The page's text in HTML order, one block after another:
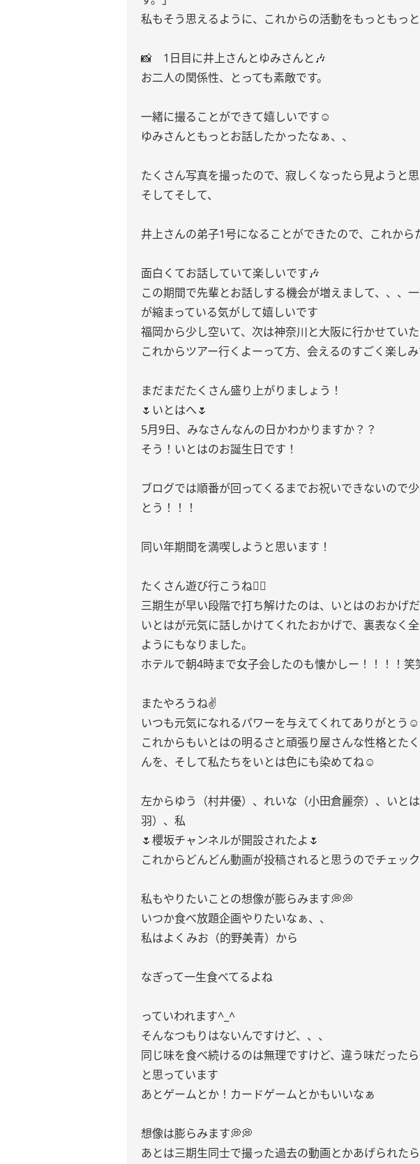
私もそう思えるように、これからの活動をもっともっ
📸 1日目に井上さんとゆみさんと🎶
お二人の関係性、とっても素敵です。
一緒に撮ることができて嬉しいです☺︎
ゆみさんともっとお話したかったなぁ、、
たくさん写真を撮ったので、寂しくなったら見ようと思
そしてそして、
井上さんの弟子1号になることができたので、これから
面白くてお話していて楽しいです🎶
この期間で先輩とお話しする機会が増えまして、、、
が縮まっている気がして嬉しいです
福岡から少し空いて、次は神奈川と大阪に行かせていた
これからツアー行くよーって方、会えるのすごく楽し
まだまだたくさん盛り上がりましょう！
🌷いとはへ🌷
5月9日、みなさんなんの日かわかりますか？？
そう！いとはのお誕生日です！
ブログでは順番が回ってくるまでお祝いできないので
とう！！！
同い年期間を満喫しようと思います！
たくさん遊び行こうね👍🏻
三期生が早い段階で打ち解けたのは、いとはのおかげ
いとはが元気に話しかけてくれたおかげで、裏表なく
ようにもなりました。
ホテルで朝4時まで女子会したのも懐かしー！！！！笑
またやろうね✌️
いつも元気になれるパワーを与えてくれてありがとう☺️
これからもいとはの明るさと頑張り屋さんな性格とた
んを、そして私たちをいとは色にも染めてね☺︎
左からゆう（村井優）、れいな（小田倉麗奈）、いと
羽）、私
🌷櫻坂チャンネルが開設されたよ🌷
これからどんどん動画が投稿されると思うのでチェッ
私もやりたいことの想像が膨らみます💭💭
いつか食べ放題企画やりたいなぁ、、
私はよくみお（的野美青）から
なぎって一生食べてるよね
っていわれます^_^
そんなつもりはないんですけど、、、
同じ味を食べ続けるのは無理ですけど、違う味だった
と思っています
あとゲームとか！カードゲームとかもいいなぁ
想像は膨らみます💭💭
あとは三期生同士で撮った過去の動画とかあげられたら